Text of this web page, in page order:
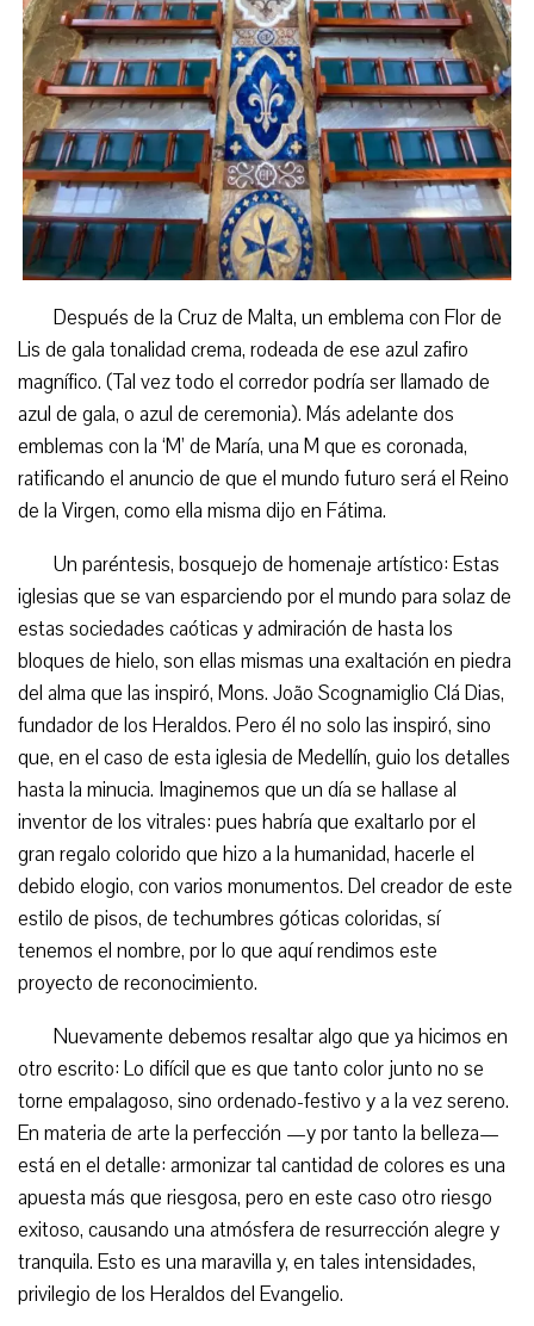
Después de la Cruz de Malta, un emblema con Flor de
Lis de gala tonalidad crema, rodeada de ese azul zafiro
magnífico. (Tal vez todo el corredor podría ser llamado de
azul de gala, o azul de ceremonia). Más adelante dos
emblemas con la ‘M’ de María, una M que es coronada,
ratificando el anuncio de que el mundo futuro será el Reino
de la Virgen, como ella misma dijo en Fátima.
Un paréntesis, bosquejo de homenaje artístico: Estas
iglesias que se van esparciendo por el mundo para solaz de
estas sociedades caóticas y admiración de hasta los
bloques de hielo, son ellas mismas una exaltación en piedra
del alma que las inspiró, Mons. João Scognamiglio Clá Dias,
fundador de los Heraldos. Pero él no solo las inspiró, sino
que, en el caso de esta iglesia de Medellín, guio los detalles
hasta la minucia. Imaginemos que un día se hallase al
inventor de los vitrales: pues habría que exaltarlo por el
gran regalo colorido que hizo a la humanidad, hacerle el
debido elogio, con varios monumentos. Del creador de este
estilo de pisos, de techumbres góticas coloridas, sí
tenemos el nombre, por lo que aquí rendimos este
proyecto de reconocimiento.
Nuevamente debemos resaltar algo que ya hicimos en
otro escrito: Lo difícil que es que tanto color junto no se
torne empalagoso, sino ordenado-festivo y a la vez sereno.
En materia de arte la perfección —y por tanto la belleza—
está en el detalle: armonizar tal cantidad de colores es una
apuesta más que riesgosa, pero en este caso otro riesgo
exitoso, causando una atmósfera de resurrección alegre y
tranquila. Esto es una maravilla y, en tales intensidades,
privilegio de los Heraldos del Evangelio.